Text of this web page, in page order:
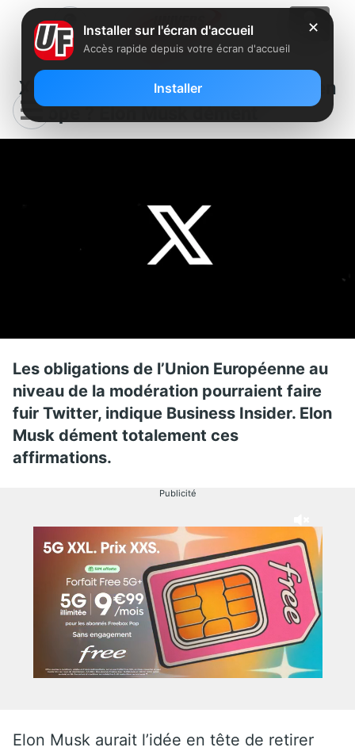
X pourrait fermer ses portes en
Europe ? Elon Musk dément
Les obligations de l’Union Européenne au
niveau de la modération pourraient faire
fuir Twitter, indique Business Insider. Elon
Musk dément totalement ces
affirmations.
Publicité
Elon Musk aurait l’idée en tête de retirer
✕
Installer sur l'écran d'accueil
Accès rapide depuis votre écran d'accueil
Installer